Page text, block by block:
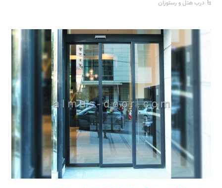
درب هتل و رستوران